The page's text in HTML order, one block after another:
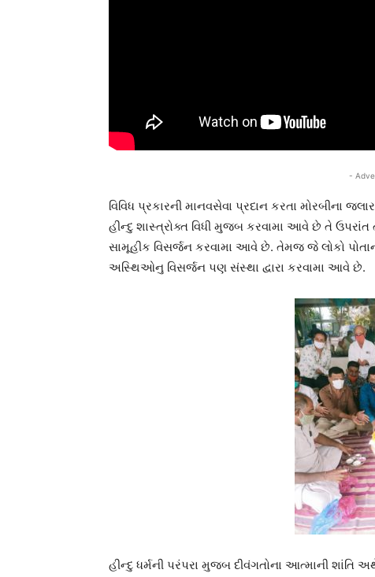
-
વિવિધ પ્રકારની માનવસેવા પ્રદાન કરતા મોરબીના
હીન્દુ શાસ્ત્રોક્ત વિધી મુજબ કરવામા આવે છે તે
સામૂહીક વિસર્જન કરવામા આવે છે. તેમજ જે લોકો
અસ્થિઓનુ વિસર્જન પણ સંસ્થા દ્વારા કરવામા આવે છે.
હીન્દુ ધર્મની પરંપરા મુજબ દીવંગતોના આત્માની